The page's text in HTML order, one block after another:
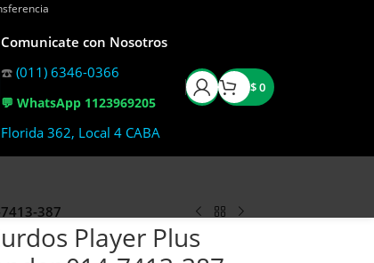
Comunicate con Nosotros
☎️ (011) 6346-0366
💬 WhatsApp 1123969205
Florida 362, Local 4 CABA
$0
387
Player Plus